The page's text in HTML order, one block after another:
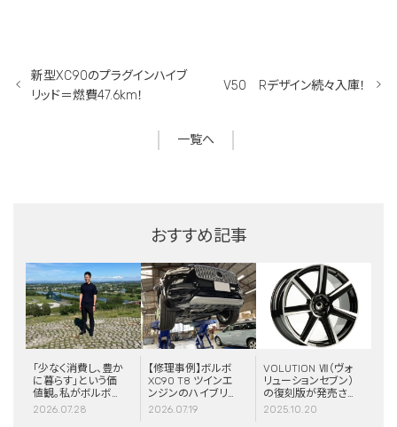
新型XC90のプラグインハイブ
リッド＝燃費47.6km！
一覧へ
V50 Rデザイン続々入庫！
おすすめ記事
「少なく消費し、豊か
に暮らす」という価
値観。私がボルボと
スウェーデンに惹か
2026.07.28
【修理事例】ボルボ
XC90 T8 ツインエ
ンジンのハイブリッ
ドシステム故障・
2026.07.19
VOLUTION Ⅶ（ヴォ
リューションセブン）
の復刻版が発売さ
れました！
2025.10.20